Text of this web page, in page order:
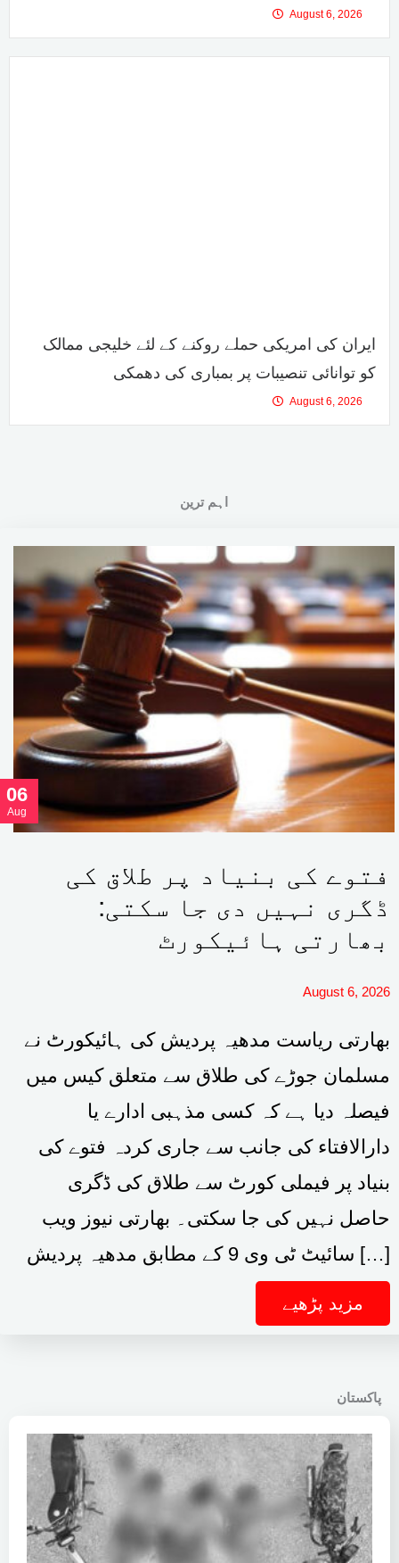
August 6, 2026
ایران کی امریکی حملے روکنے کے لئے خلیجی ممالک
کو توانائی تنصیبات پر بمباری کی دھمکی
August 6, 2026
اہم ترین
06
Aug
فتوے کی بنیاد پر طلاق کی
ڈگری نہیں دی جا سکتی:
بھارتی ہائیکورٹ
August 6, 2026
بھارتی ریاست مدھیہ پردیش کی ہائیکورٹ نے
مسلمان جوڑے کی طلاق سے متعلق کیس میں
فیصلہ دیا ہے کہ کسی مذہبی ادارے یا
دارالافتاء کی جانب سے جاری کردہ فتوے کی
بنیاد پر فیملی کورٹ سے طلاق کی ڈگری
حاصل نہیں کی جا سکتی۔ بھارتی نیوز ویب
سائیٹ ٹی وی 9 کے مطابق مدھیہ پردیش […]
مزید پڑھیے
پاکستان